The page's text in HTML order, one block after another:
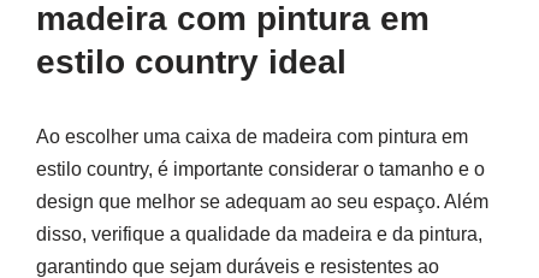
madeira com pintura em
estilo country ideal
Ao escolher uma caixa de madeira com pintura em
estilo country, é importante considerar o tamanho e o
design que melhor se adequam ao seu espaço. Além
disso, verifique a qualidade da madeira e da pintura,
garantindo que sejam duráveis e resistentes ao